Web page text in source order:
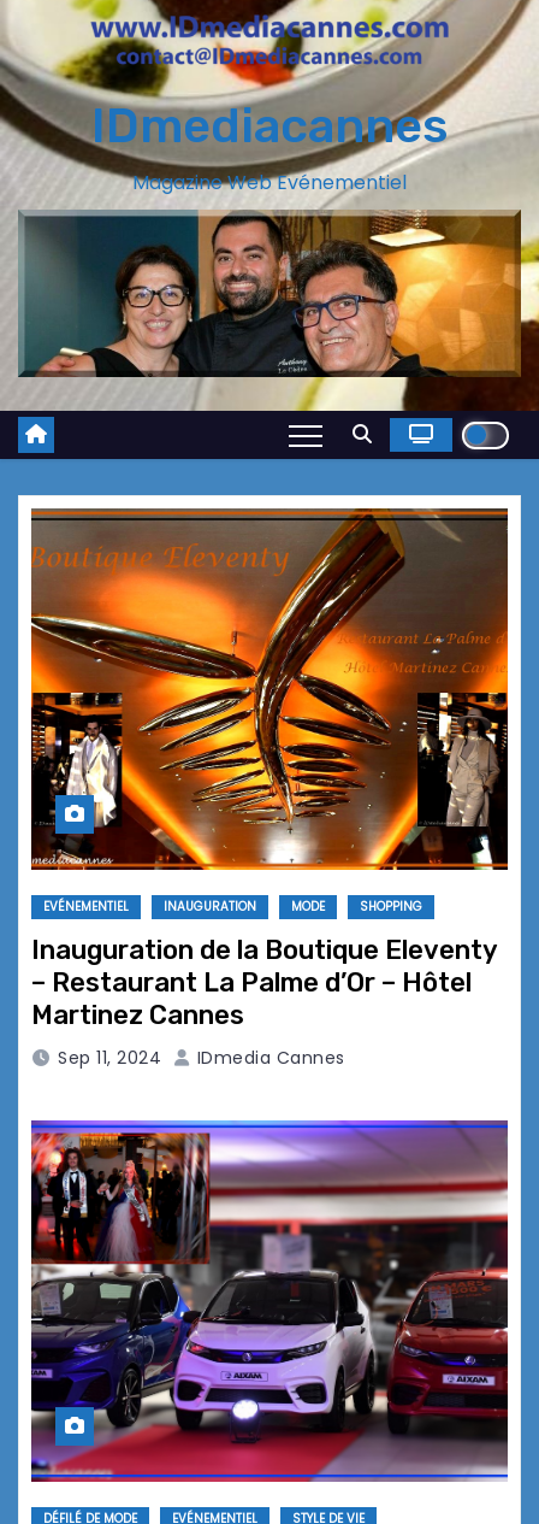
IDmediacannes
Magazine Web Evénementiel
EVÉNEMENTIEL INAUGURATION MODE SHOPPING
Inauguration de la Boutique Eleventy
– Restaurant La Palme d’Or – Hôtel
Martinez Cannes
Sep 11, 2024 IDmedia Cannes
DÉFILÉ DE MODE EVÉNEMENTIEL STYLE DE VIE